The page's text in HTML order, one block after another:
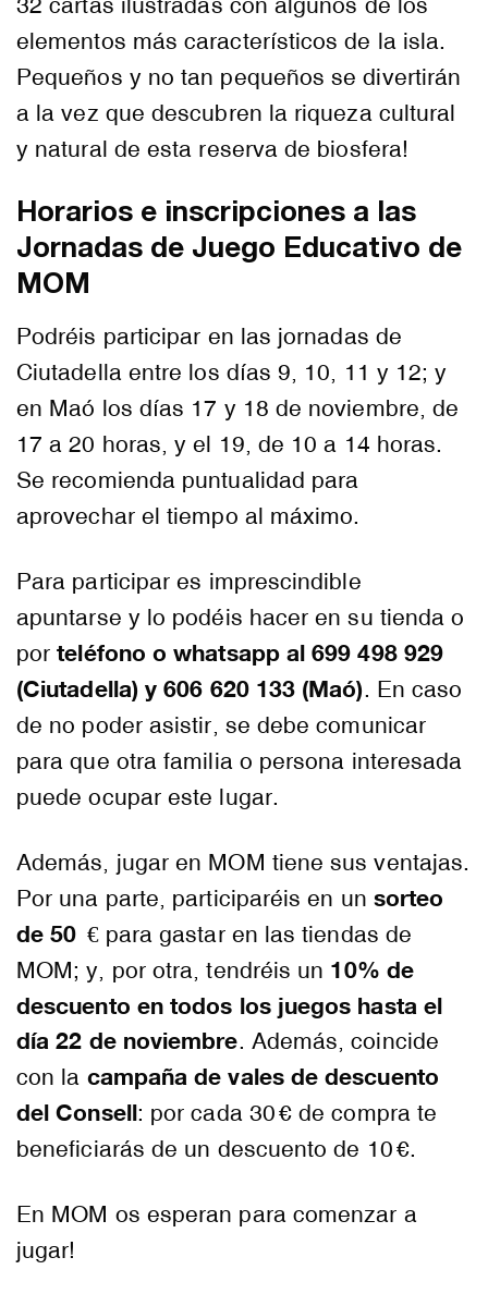
elementos más característicos de la isla.
Pequeños y no tan pequeños se divertirán
a la vez que descubren la riqueza cultural
y natural de esta reserva de biosfera!
Horarios e inscripciones a las
Jornadas de Juego Educativo de
MOM
Podréis participar en las jornadas de
Ciutadella entre los días 9, 10, 11 y 12; y
en Maó los días 17 y 18 de noviembre, de
17 a 20 horas, y el 19, de 10 a 14 horas.
Se recomienda puntualidad para
aprovechar el tiempo al máximo.
Para participar es imprescindible
apuntarse y lo podéis hacer en su tienda o
porteléfono owhatsappal 699 498 929
(Ciutadella) y 606 620 133 (Maó). En caso
de no poder asistir, se debe comunicar
para que otra familia o persona interesada
puede ocupar este lugar.
Además, jugar en MOM tiene sus ventajas.
Por una parte, participaréis en un sorteo
de 50 € para gastar en las tiendas de
MOM; y, por otra,tendréis un 10% de
descuento en todos los juegos hasta el
día 22 de noviembre. Además, coincide
con la campaña de vales de descuento
del Consell: por cada 30 € de compra te
beneficiarás de un descuento de 10 €.
En MOM os esperan para comenzar a
jugar!